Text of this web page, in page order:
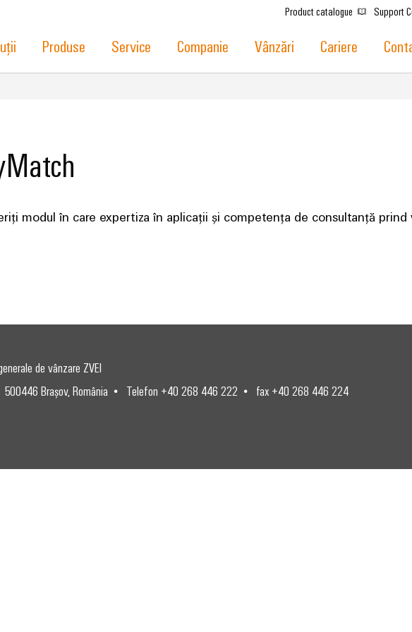
Product catalogue Support
Produse Service Companie Vânzări Cariere
modul în care expertiza în aplicații și competența de consultanță
de vânzare ZVEI
500446 Brașov, România Telefon +40 268 446 222 fax +40 268 446 224